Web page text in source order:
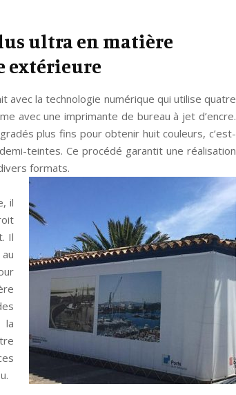
ultra en matière
extérieure
avec la technologie numérique qui utilise quatre
avec une imprimante de bureau à jet d’encre.
plus fins pour obtenir huit couleurs, c’est-
teintes. Ce procédé garantit une réalisation
formats.
il
Il
la